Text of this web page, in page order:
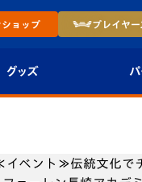
ショップ プレイヤー
グッズ
ユニフォー パート